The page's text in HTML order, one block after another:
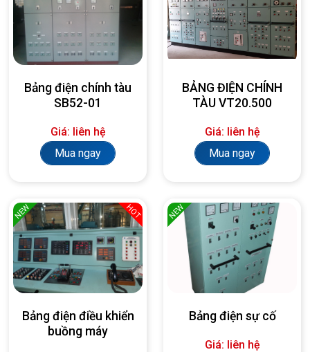
Bảng điện chính tàu
SB52-01
Giá: liên hệ
Mua ngay
BẢNG ĐIỆN CHÍNH
TÀU VT20.500
Giá: liên hệ
Mua ngay
NEW HOT
Bảng điện điều khiển
buồng máy
NEW
Bảng điện sự cố
Giá: liên hệ